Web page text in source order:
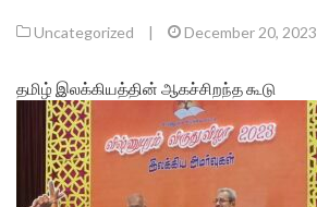
Uncategorized | December 20, 2023
தமிழ் இலக்கியத்தின் ஆகச்சிறந்த கூடு